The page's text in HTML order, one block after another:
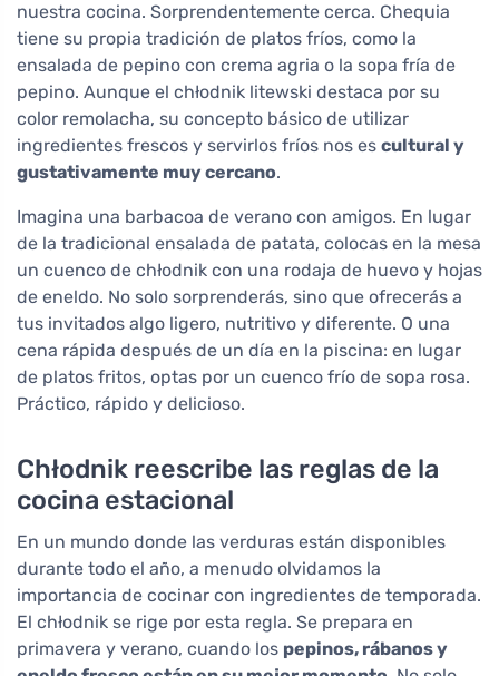
nuestra cocina. Sorprendentemente cerca. Chequia
tiene su propia tradición de platos fríos, como la
ensalada de pepino con crema agria o la sopa fría de
pepino. Aunque el chłodnik litewski destaca por su
color remolacha, su concepto básico de utilizar
ingredientes frescos y servirlos fríos nos es cultural y
gustativamente muy cercano.
Imagina una barbacoa de verano con amigos. En lugar
de la tradicional ensalada de patata, colocas en la mesa
un cuenco de chłodnik con una rodaja de huevo y hojas
de eneldo. No solo sorprenderás, sino que ofrecerás a
tus invitados algo ligero, nutritivo y diferente. O una
cena rápida después de un día en la piscina: en lugar
de platos fritos, optas por un cuenco frío de sopa rosa.
Práctico, rápido y delicioso.
Chłodnik reescribe las reglas de la
cocina estacional
En un mundo donde las verduras están disponibles
durante todo el año, a menudo olvidamos la
importancia de cocinar con ingredientes de temporada.
El chłodnik se rige por esta regla. Se prepara en
primavera y verano, cuando los pepinos, rábanos y